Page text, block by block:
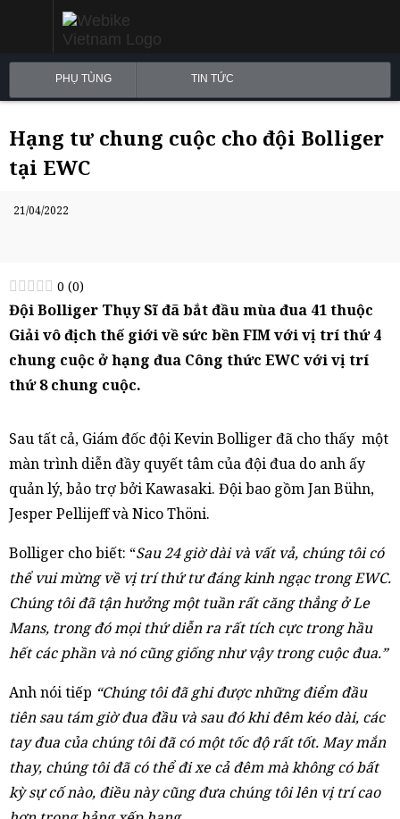
PHỤ TÙNG TIN TỨC
Hạng tư chung cuộc cho đội Bolliger
tại EWC
21/04/2022
0 (0)
Đội Bolliger Thụy Sĩ đã bắt đầu mùa đua 41 thuộc
Giải vô địch thế giới về sức bền FIM với vị trí thứ 4
chung cuộc ở hạng đua Công thức EWC với vị trí
thứ 8 chung cuộc.
Sau tất cả, Giám đốc đội Kevin Bolliger đã cho thấy một
màn trình diễn đầy quyết tâm của đội đua do anh ấy
quản lý, bảo trợ bởi Kawasaki. Đội bao gồm Jan Bühn,
Jesper Pellijeff và Nico Thöni.
Bolliger cho biết: “Sau 24 giờ dài và vất vả, chúng tôi có
thể vui mừng về vị trí thứ tư đáng kinh ngạc trong EWC.
Chúng tôi đã tận hưởng một tuần rất căng thẳng ở Le
Mans, trong đó mọi thứ diễn ra rất tích cực trong hầu
hết các phần và nó cũng giống như vậy trong cuộc đua.”
Anh nói tiếp “Chúng tôi đã ghi được những điểm đầu
tiên sau tám giờ đua đầu và sau đó khi đêm kéo dài, các
tay đua của chúng tôi đã có một tốc độ rất tốt. May mắn
thay, chúng tôi đã có thể đi xe cả đêm mà không có bất
kỳ sự cố nào, điều này cũng đưa chúng tôi lên vị trí cao